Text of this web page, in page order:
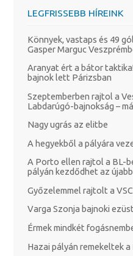
LEGFRISSEBB HÍREINK
Könnyek, vastaps és 49
Gasper Marguc
Aranyat ért a bátor
bajnok lett Párizsban
Szeptemberben rajtol a
Labdarúgó-bajnokság –
Nagy ugrás az elitbe
A hegyekből a pályára
A Porto ellen rajtol a BL-
pályán kezdődhet az
Győzelemmel rajtolt a
Varga Szonja bajnoki
Érmek mindkét
Hazai pályán remekeltek